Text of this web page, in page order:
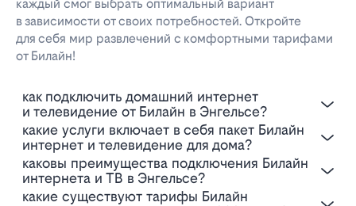
каждый смог выбрать оптимальный вариант
в зависимости от своих потребностей. Откройте
для себя мир развлечений с комфортными тарифами
от Билайн!
Как подключить домашний интернет
и телевидение от Билайн в Энгельсе?
Какие услуги включает в себя пакет Билайн
интернет и телевидение для дома?
Каковы преимущества подключения Билайн
интернета и ТВ в Энгельсе?
Какие существуют тарифы Билайн